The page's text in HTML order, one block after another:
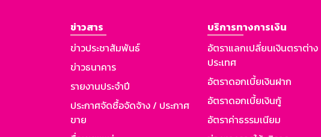
ข่าวสาร
ข่าวประชาสัมพันธ์
ข่าวธนาคาร
รายงานประจำปี
ประกาศจัดซื้อจัดจ้าง / ประกาศ
ขาย
บริการทางการเงิน
อัตราแลกเปลี่ยนเงินตราต่าง
ประเทศ
อัตราดอกเบี้ยเงินฝาก
อัตราดอกเบี้ยเงินกู้
อัตราค่าธรรมเนียม